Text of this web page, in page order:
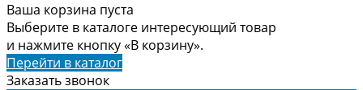
Ваша корзина пуста
Выберите в каталоге интересующий товар
и нажмите кнопку «В корзину».
Перейти в каталог
Заказать звонок